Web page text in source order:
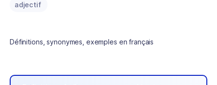
adjectif
Définitions, synonymes, exemples en français